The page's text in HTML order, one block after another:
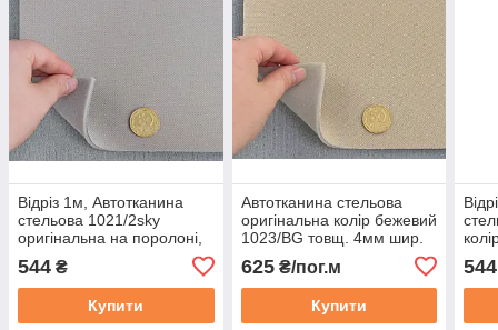
Відріз 1м, Автотканина
стельова 1021/2sky
оригінальна на поролоні,
колір світло-сірий теплий,
товщ. 3мм шир. 155см
544 ₴
Купити
Автотканина стельова
оригінальна колір бежевий
1023/BG товщ. 4мм шир.
625₴/пог.м
Купити
544